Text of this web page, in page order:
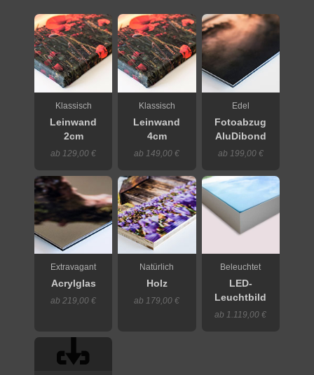
Klassisch
Leinwand
2cm
ab 129,00 €
Klassisch
Leinwand
4cm
ab 149,00 €
Edel
Fotoabzug
AluDibond
ab 199,00 €
Extravagant
Acrylglas
ab 219,00 €
Natürlich
Holz
ab 179,00 €
Beleuchtet
LED-
Leuchtbild
ab 1.119,00 €